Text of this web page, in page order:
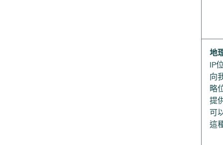
地
IP
向
略
提
可
這